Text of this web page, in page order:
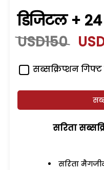
डिजिटल +
USD150
सब्सक्रिप्शन
सरिता
सरिता